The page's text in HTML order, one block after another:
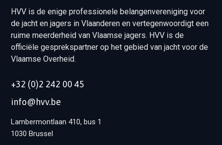
HVV is de enige professionele belangenvereniging voor
de jacht en jagers in Vlaanderen en vertegenwoordigt een
ruime meerderheid van Vlaamse jagers. HVV is de
officiële gesprekspartner op het gebied van jacht voor de
Vlaamse Overheid.
+32 (0)2 242 00 45
info@hvv.be
Lambermontlaan 410, bus 1
1030 Brussel